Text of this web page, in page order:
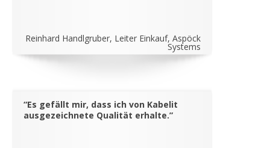
Reinhard Handlgruber, Leiter Einkauf, Aspöck
Systems
“Es gefällt mir, dass ich von Kabelit
ausgezeichnete Qualität erhalte.”